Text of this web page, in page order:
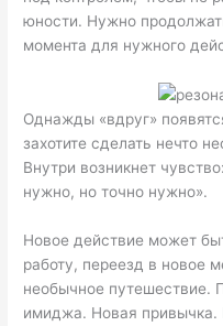
юности. Нужно
момента для нужного
Однажды «вдруг»
захотите сделать нечто
Внутри возникнет
нужно, но точно нужно».
Новое действие может
работу, переезд в новое
необычное путешествие.
имиджа. Новая привычка.